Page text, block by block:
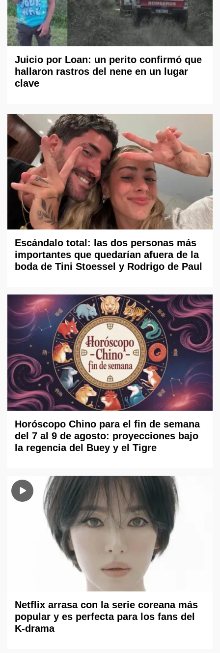
Juicio por Loan: un perito confirmó que
hallaron rastros del nene en un lugar
clave
Escándalo total: las dos personas más
importantes que quedarían afuera de la
boda de Tini Stoessel y Rodrigo de Paul
Horóscopo Chino para el fin de semana
del 7 al 9 de agosto: proyecciones bajo
la regencia del Buey y el Tigre
Netflix arrasa con la serie coreana más
popular y es perfecta para los fans del
K-drama